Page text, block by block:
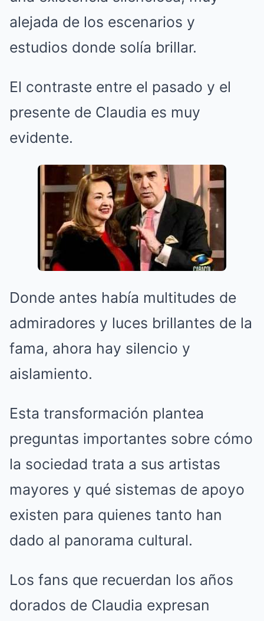
alejada de los escenarios y
estudios donde solía brillar.
El contraste entre el pasado y el
presente de Claudia es muy
evidente.
Donde antes había multitudes de
admiradores y luces brillantes de la
fama, ahora hay silencio y
aislamiento.
Esta transformación plantea
preguntas importantes sobre cómo
la sociedad trata a sus artistas
mayores y qué sistemas de apoyo
existen para quienes tanto han
dado al panorama cultural.
Los fans que recuerdan los años
dorados de Claudia expresan